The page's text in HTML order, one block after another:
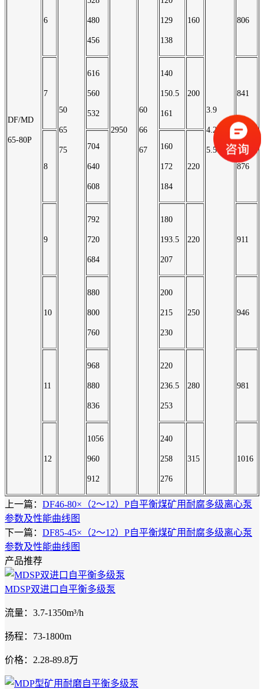
DF/MD
65-80P
50
65
75
2950
60
66
67
3.9
4.2
5.5
6 480
456
129
138
160 806
7
616
560
532
140
150.5
161
200 841
8
704
640
608
160
172
184
220 876
9
792
720
684
180
193.5
207
220 911
10
880
800
760
200
215
230
250 946
11
968
880
836
220
236.5
253
280 981
12
1056
960
912
240
258
276
315 1016
上一篇： DF46-80×（2～12）P自平衡煤矿用耐腐多级离心泵
参数及性能曲线图
下一篇： DF85-45×（2～12）P自平衡煤矿用耐腐多级离心泵
参数及性能曲线图
产品推荐
MDSP双进口自平衡多级泵
流量：3.7-1350m³/h
扬程：73-1800m
价格：2.28-89.8万